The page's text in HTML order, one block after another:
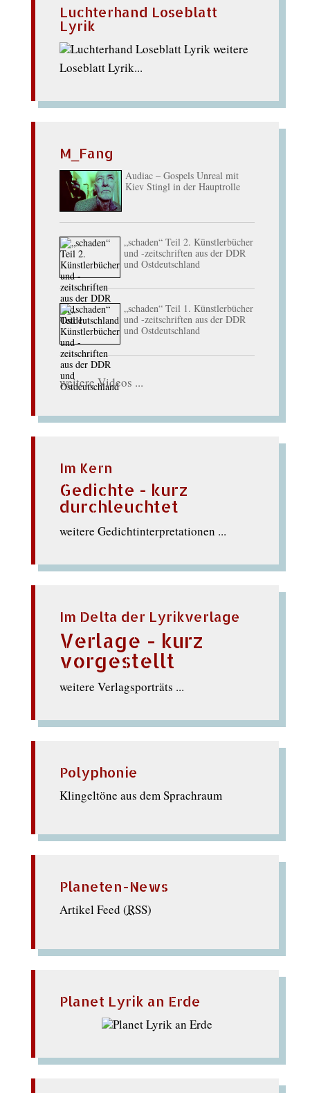
Luchterhand Loseblatt
Lyrik
weitere
Loseblatt Lyrik...
M_Fang
Audiac – Gospels Unreal mit
Kiev Stingl in der Hauptrolle
„schaden“ Teil 2. Künstlerbücher
und -zeitschriften aus der DDR
und Ostdeutschland
„schaden“ Teil 1. Künstlerbücher
und -zeitschriften aus der DDR
und Ostdeutschland
weitere Videos ...
Im Kern
Gedichte - kurz
durchleuchtet
weitere Gedichtinterpretationen ...
Im Delta der Lyrikverlage
Verlage - kurz
vorgestellt
weitere Verlagsporträts ...
Polyphonie
Klingeltöne aus dem Sprachraum
Planeten-News
Artikel Feed (RSS)
Planet Lyrik an Erde